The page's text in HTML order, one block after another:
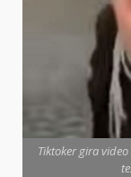
Tiktoker gira